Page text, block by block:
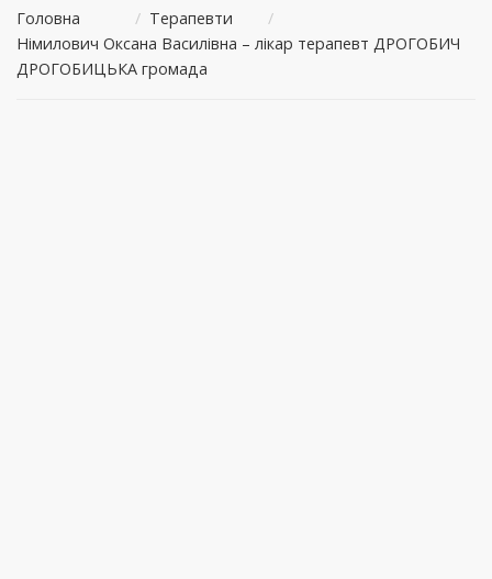
Головна / Терапевти
/
Німилович Оксана Василівна – лікар терапевт ДРОГОБИЧ
ДРОГОБИЦЬКА громада